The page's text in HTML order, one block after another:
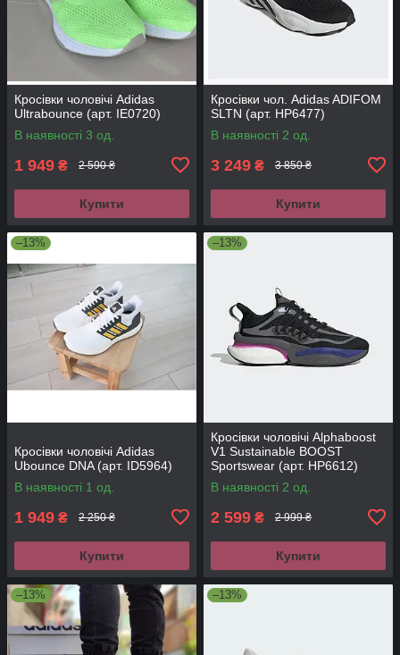
Кросівки чоловічі Adidas
Ultrabounce (арт. IE0720)
В наявності 3 од.
1 949 ₴ 2 590 ₴
Купити
Кросівки чол. Adidas ADIFOM
SLTN (арт. HP6477)
В наявності 2 од.
3 249 ₴ 3 850 ₴
Купити
–13%
Кросівки чоловічі Adidas
Ubounce DNA (арт. ID5964)
В наявності 1 од.
1 949 ₴ 2 250 ₴
Купити
–13%
Кросівки чоловічі Alphaboost
V1 Sustainable BOOST
Sportswear (арт. HP6612)
В наявності 2 од.
2 599 ₴ 2 999 ₴
Купити
–13% –13%